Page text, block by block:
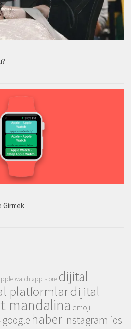
Girmek
watch app store dijital
platformlardijital
mandalina emoji
google haberinstagram ios